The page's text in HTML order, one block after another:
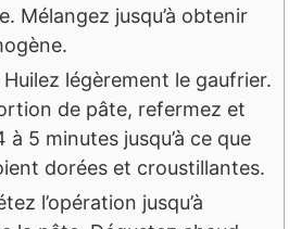
Mélangez jusqu’à obtenir
Huilez légèrement le gaufrier.
de pâte, refermez et
à 5 minutes jusqu’à ce que
dorées et croustillantes.
l’opération jusqu’à